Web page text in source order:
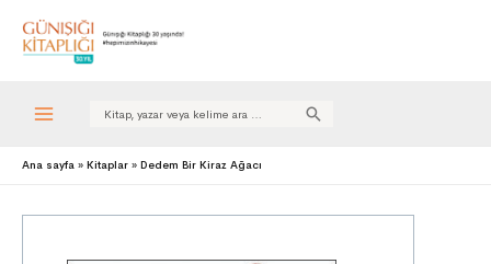
Search
Ana sayfa Kitaplar Dedem Bir Kiraz Ağacı